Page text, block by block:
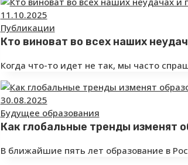
11.10.2025
Публикации
Кто виноват во всех наших
Когда что-то идет не так, мы часто
30.08.2025
Будущее образования
Как глобальные тренды изменят
В ближайшие пять лет образование в